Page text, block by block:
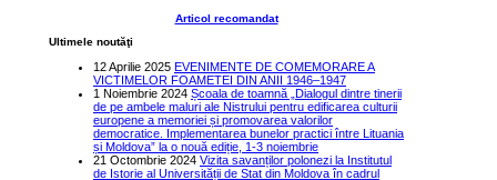
Articol recomandat
Ultimele noutăţi
12 Aprilie 2025 EVENIMENTE DE COMEMORARE A
VICTIMELOR FOAMETEI DIN ANII 1946–1947
1 Noiembrie 2024 Școala de toamnă „Dialogul dintre tinerii
de pe ambele maluri ale Nistrului pentru edificarea culturii
europene a memoriei și promovarea valorilor
democratice. Implementarea bunelor practici între Lituania
și Moldova” la o nouă ediție, 1-3 noiembrie
21 Octombrie 2024 Vizita savanților polonezi la Institutul
de Istorie al Universității de Stat din Moldova în cadrul